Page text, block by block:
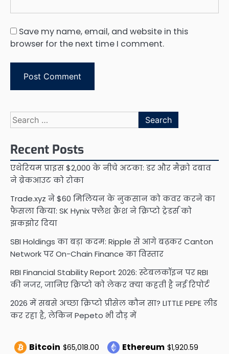
Save my name, email, and website in this
browser for the next time I comment.
Search
for:
Recent Posts
एथेरियम प्राइस $2,000 के नीचे अटका: डर और मैक्रो दबाव
ने ब्रेकआउट को रोका
Trade.xyz ने $60 मिलियन के नुकसान को कवर करने का
फैसला किया: SK Hynix फ्लैश क्रैश ने क्रिप्टो ट्रेडर्स को
झकझोर दिया
SBI Holdings का बड़ा कदम: Ripple से आगे बढ़कर Canton
Network पर On-Chain Finance का विस्तार
RBI Financial Stability Report 2026: स्टेबलकॉइन पर RBI
की नजर, जानिए क्रिप्टो को लेकर क्या कहती है नई रिपोर्ट
2026 में सबसे अच्छा क्रिप्टो प्रीसेल कौन सा? LITTLE PEPE लीड
कर रहा है, लेकिन Pepeto भी दौड़ में
Bitcoin $65,018.00 Ethereum $1,920.59